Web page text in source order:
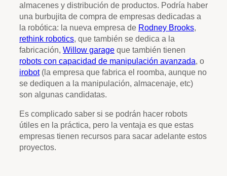
almacenes y distribución de productos. Podría haber
una burbujita de compra de empresas dedicadas a
la robótica: la nueva empresa de Rodney Brooks,
rethink robotics, que también se dedica a la
fabricación, Willow garage que también tienen
robots con capacidad de manipulación avanzada, o
irobot(la empresa que fabrica el roomba, aunque no
se dediquen a la manipulación, almacenaje, etc)
son algunas candidatas.
Es complicado saber si se podrán hacer robots
útiles en la práctica, pero la ventaja es que estas
empresas tienen recursos para sacar adelante estos
proyectos.